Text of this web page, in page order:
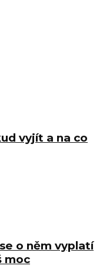
vyjít a na co
o něm vyplatí
moc